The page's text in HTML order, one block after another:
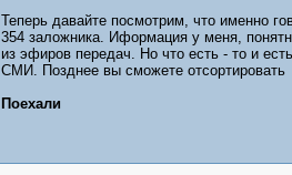
Теперь давайте посмотрим, что именно
354 заложника. Иформация у меня,
из эфиров передач. Но что есть - то и
СМИ. Позднее вы сможете
Поехали